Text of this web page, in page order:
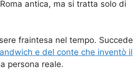
antica, ma si tratta solo di
fraintesa nel tempo. Succede
e del conte che inventò il
persona reale.